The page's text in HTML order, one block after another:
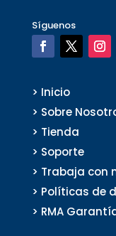
Síguenos
> Inicio
> Sobre
> Tienda
> Soporte
> Trabaja con
> Políticas de
> RMA